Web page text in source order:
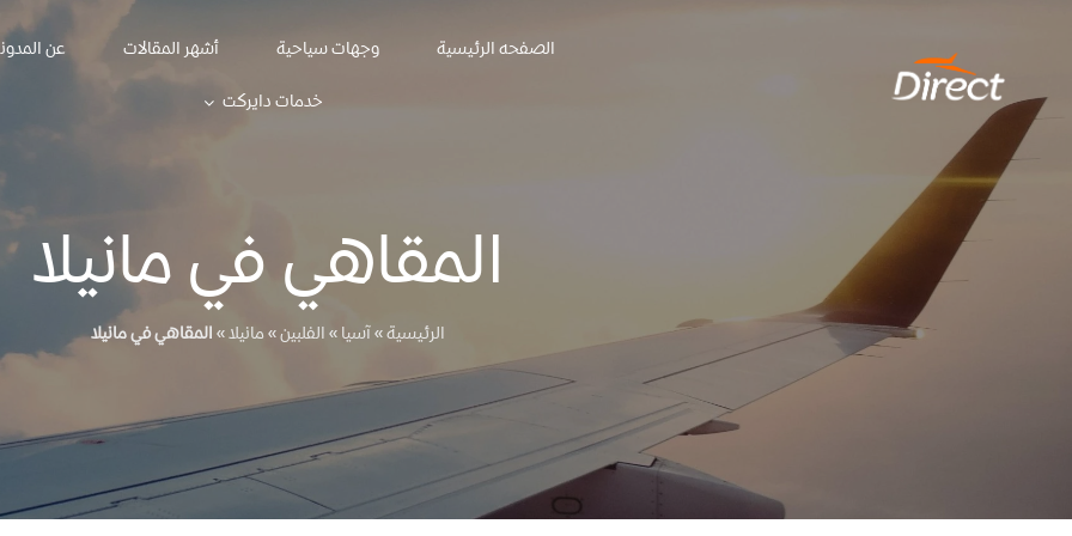
content
الصفحه الرئيسية وجهات سياحية أشهر المقالات
عن
خدمات دايركت
المقاهي في مانيلا
الرئيسية»آسيا»الفلبين»مانيلا»المقاهي في مانيلا